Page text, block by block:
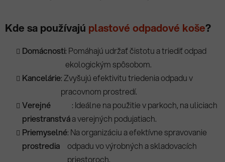
Kde sa používajú plastové odpadové koše?
Domácnosti: Pomáhajú udržať čistotu a triediť odpad
ekologickým spôsobom.
Kancelárie: Zvyšujú efektivitu triedenia odpadu v
pracovnom prostredí.
Verejné
priestranstvá
: Ideálne na použitie v parkoch, na uliciach
a verejných podujatiach.
Priemyselné
prostredia
: Na organizáciu a efektívne spravovanie
odpadu vo výrobných a skladovacích
priestoroch.